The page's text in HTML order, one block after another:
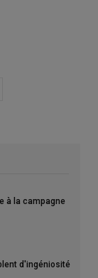
à la campagne
d'ingéniosité